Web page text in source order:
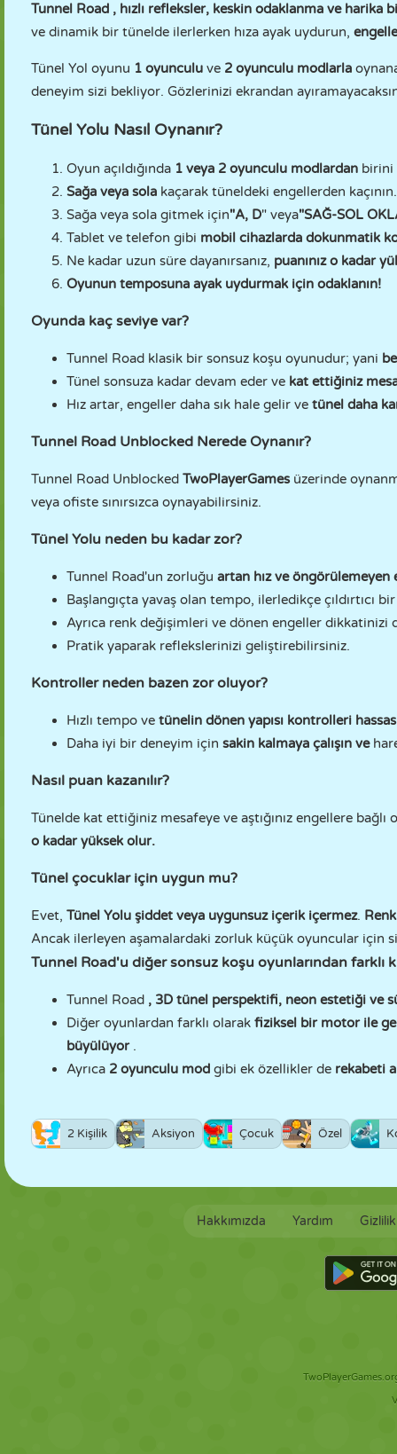
Tunnel Road , hızlı refleksler, keskin odaklanma ve
ve dinamik bir tünelde ilerlerken hıza ayak uydurun,
Tünel Yol oyunu 1 oyunculu ve 2 oyunculu modlarla
deneyim sizi bekliyor. Gözlerinizi ekrandan
Tünel Yolu Nasıl Oynanır?
Oyun açıldığında 1 veya 2 oyunculu modlardan birini
Sağa veya sola kaçarak tüneldeki engellerden kaçının.
Sağa veya sola gitmek için"A, D" veya"SAĞ-SOL
Tablet ve telefon gibi mobil cihazlarda dokunmatik
Ne kadar uzun süre dayanırsanız, puanınız o kadar
Oyunun temposuna ayak uydurmak için odaklanın!
Oyunda kaç seviye var?
Tunnel Road klasik bir sonsuz koşu oyunudur; yani
Tünel sonsuza kadar devam eder ve kat ettiğiniz
Hız artar, engeller daha sık hale gelir ve tünel daha
Tunnel Road Unblocked Nerede Oynanır?
Tunnel Road Unblocked TwoPlayerGamesüzerinde
veya ofiste sınırsızca oynayabilirsiniz.
Tünel Yolu neden bu kadar zor?
Tunnel Road'un zorluğu artan hız ve öngörülemeyen
Başlangıçta yavaş olan tempo, ilerledikçe çıldırtıcı bir
Ayrıca renk değişimleri ve dönen engeller dikkatinizi
Pratik yaparak reflekslerinizi geliştirebilirsiniz.
Kontroller neden bazen zor oluyor?
Hızlı tempo ve tünelin dönen yapısı kontrolleri
Daha iyi bir deneyim için sakin kalmaya çalışın ve
Nasıl puan kazanılır?
Tünelde kat ettiğiniz mesafeye ve aştığınız engellere bağlı
o kadar yüksek olur.
Tünel çocuklar için uygun mu?
Evet, Tünel Yolu şiddet veya uygunsuz içerik içermez.
Ancak ilerleyen aşamalardaki zorluk küçük oyuncular için
Tunnel Road'u diğer sonsuz koşu oyunlarından farklı
Tunnel Road , 3D tünel perspektifi, neon estetiği ve
Diğer oyunlardan farklı olarak fiziksel bir motor ile
büyülüyor .
Ayrıca 2 oyunculu mod gibi ek özellikler de rekabeti
2 Kişilik Aksiyon Çocuk Özel
Hakkımızda Yardım